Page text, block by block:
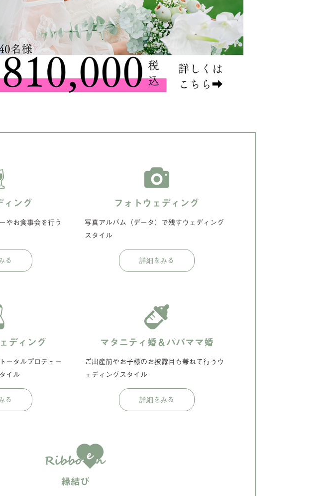
ィング
やお食事会を行う
フォトウェディング
写真アルバム（データ）で残すウェディング
スタイル
ディング
ータルプロデュー
イル
マタニティ婚＆パパママ婚
ご出産前やお子様のお披露目も兼ねて行うウ
ェディングスタイル
縁結び